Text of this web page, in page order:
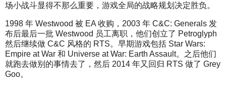
场小战斗显得不那么重要，游戏全局的战略规划决定胜负。
1998 年 Westwood 被 EA 收购，2003 年 C&C: Generals 发
布后最后一批 Westwood 员工离职，他们创立了 Petroglyph
然后继续做 C&C 风格的 RTS。早期游戏包括 Star Wars:
Empire at War 和 Universe at War: Earth Assault。之后他们
就跑去做别的事情去了，然后 2014 年又回归 RTS 做了 Grey
Goo。